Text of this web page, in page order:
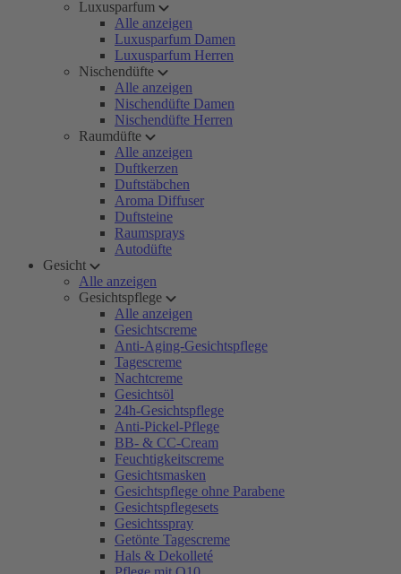
Luxusparfum
Alle anzeigen
Luxusparfum Damen
Luxusparfum Herren
Nischendüfte
Alle anzeigen
Nischendüfte Damen
Nischendüfte Herren
Raumdüfte
Alle anzeigen
Duftkerzen
Duftstäbchen
Aroma Diffuser
Duftsteine
Raumsprays
Autodüfte
Gesicht
Alle anzeigen
Gesichtspflege
Alle anzeigen
Gesichtscreme
Anti-Aging-Gesichtspflege
Tagescreme
Nachtcreme
Gesichtsöl
24h-Gesichtspflege
Anti-Pickel-Pflege
BB- & CC-Cream
Feuchtigkeitscreme
Gesichtsmasken
Gesichtspflege ohne Parabene
Gesichtspflegesets
Gesichtsspray
Getönte Tagescreme
Hals & Dekolleté